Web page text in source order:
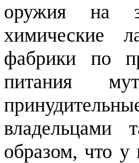
оружия на
химические
фабрики по
питания
владельцами
образом, что у